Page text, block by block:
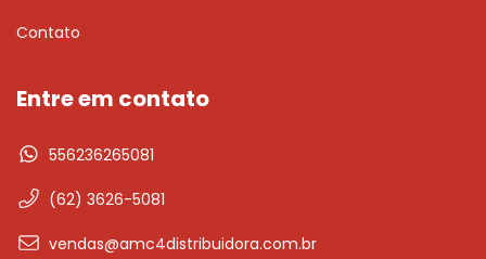
Contato
Entre em contato
556236265081
(62) 3626-5081
vendas@amc4distribuidora.com.br